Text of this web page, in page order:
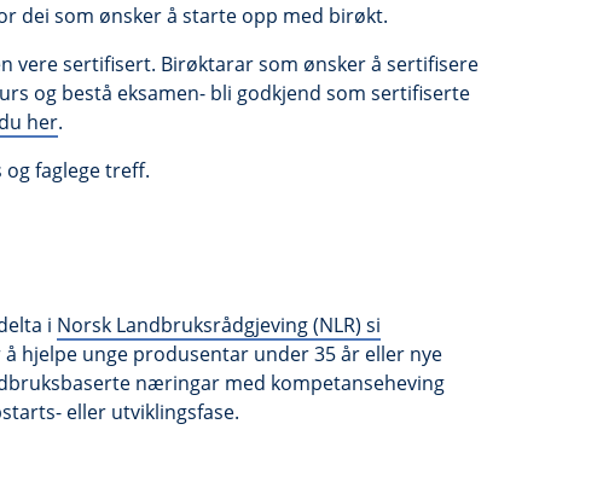
dei som ønsker å starte opp med birøkt.
vere sertifisert. Birøktarar som ønsker å sertifisere
og bestå eksamen- bli godkjend som sertifiserte
her.
faglege treff.
i Norsk Landbruksrådgjeving (NLR) si
hjelpe unge produsentar under 35 år eller nye
næringar med kompetanseheving
eller utviklingsfase.